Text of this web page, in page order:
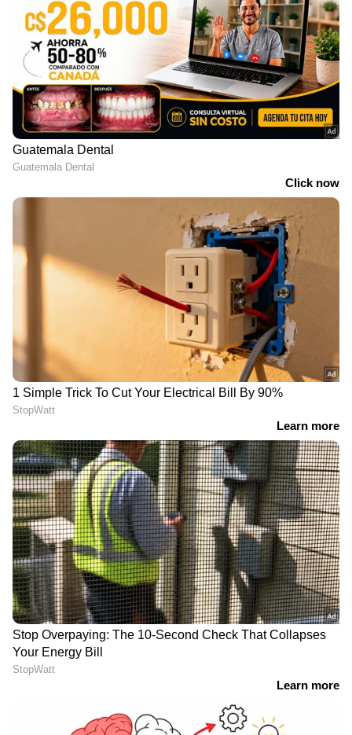
വിവാഹ നിശ്ചയം വേണമെന്നത് അവളുടെ
ആഗ്രഹമായിരുന്നു. എന്നാല്‍ വനേസയെ
ഭയപ്പെടുത്തുന്നതരത്തിലാകും തന്‍റെ
വിവാഹാഭ്യര്‍ത്ഥനയെന്ന് ആദം എപ്പോഴും
പറയാറുണ്ടെന്നും ഇത് ആസൂത്രണം ചെയ്യാന്‍
മൂന്ന് മാസം എടുത്തതായും താലിയ എഴുതി.
എന്നാല്‍ ടിക് ടോക്കില്‍ ചിലര്‍ അവളെ
ഇത്തരത്തില് ഭയപ്പെടുത്തിയത്
ശരിയായില്ലെന്നും അവള്‍ ആ അഭ്യര്‍ത്ഥ
നിരസിക്കണമായിരുന്നുവെന്നും എഴുതി. മറ്റ്
ചിലര്‍ അതിനെ തമാശയായി കണ്ടു. ഇനി
ഇതായിരിക്കും അടുത്ത ട്രന്‍റ് എന്നായിരുന്നു
ഒരാള്‍ എഴുതിയത്.
പഴയ ലിവർപൂൾ ഹോസ്പിറ്റൽ
കെട്ടിടത്തില്‍ നിന്ന് രണ്ട് പ്രേതരൂപങ്ങള്‍
പകര്‍ത്തിയെന്ന് പ്രേത വേട്ടക്കാര്‍ !